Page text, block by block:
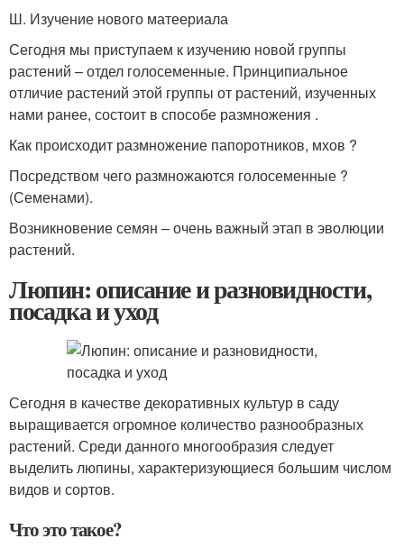
Ш. Изучение нового матеериала
Сегодня мы приступаем к изучению новой группы
растений – отдел голосеменные. Принципиальное
отличие растений этой группы от растений, изученных
нами ранее, состоит в способе размножения .
Как происходит размножение папоротников, мхов ?
Посредством чего размножаются голосеменные ?
(Семенами).
Возникновение семян – очень важный этап в эволюции
растений.
Люпин: описание и разновидности,
посадка и уход
Сегодня в качестве декоративных культур в саду
выращивается огромное количество разнообразных
растений. Среди данного многообразия следует
выделить люпины, характеризующиеся большим числом
видов и сортов.
Что это такое?